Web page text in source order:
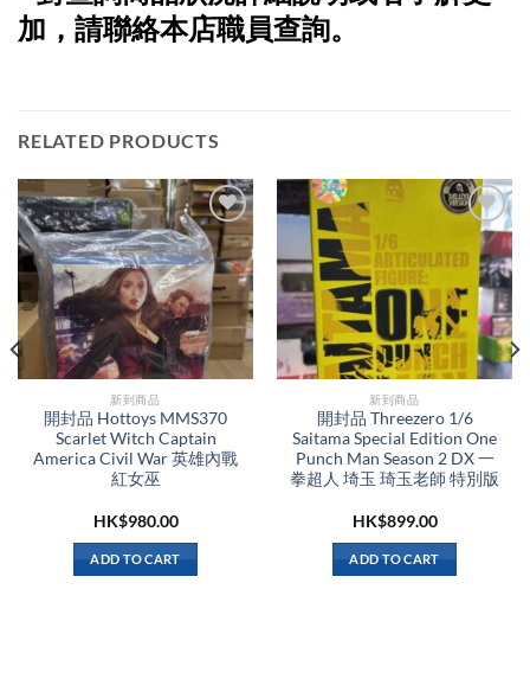
加，請聯絡本店職員查詢。
RELATED PRODUCTS
新到商品​
開封品 Hottoys MMS370
Scarlet Witch Captain
America Civil War 英雄內戰
紅女巫
HK$980.00
ADD TO CART
新到商品​
開封品 Threezero 1/6
Saitama Special Edition One
Punch Man Season 2 DX 一
拳超人 埼玉 琦玉老師 特別版
HK$899.00
ADD TO CART